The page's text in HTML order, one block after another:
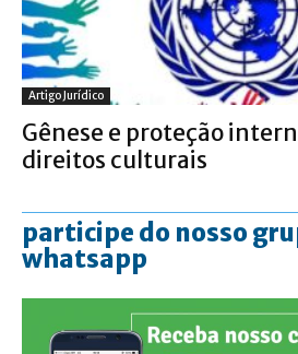
Artigo Jurídico
Gênese e proteção
direitos culturais
participe do nosso
whatsapp